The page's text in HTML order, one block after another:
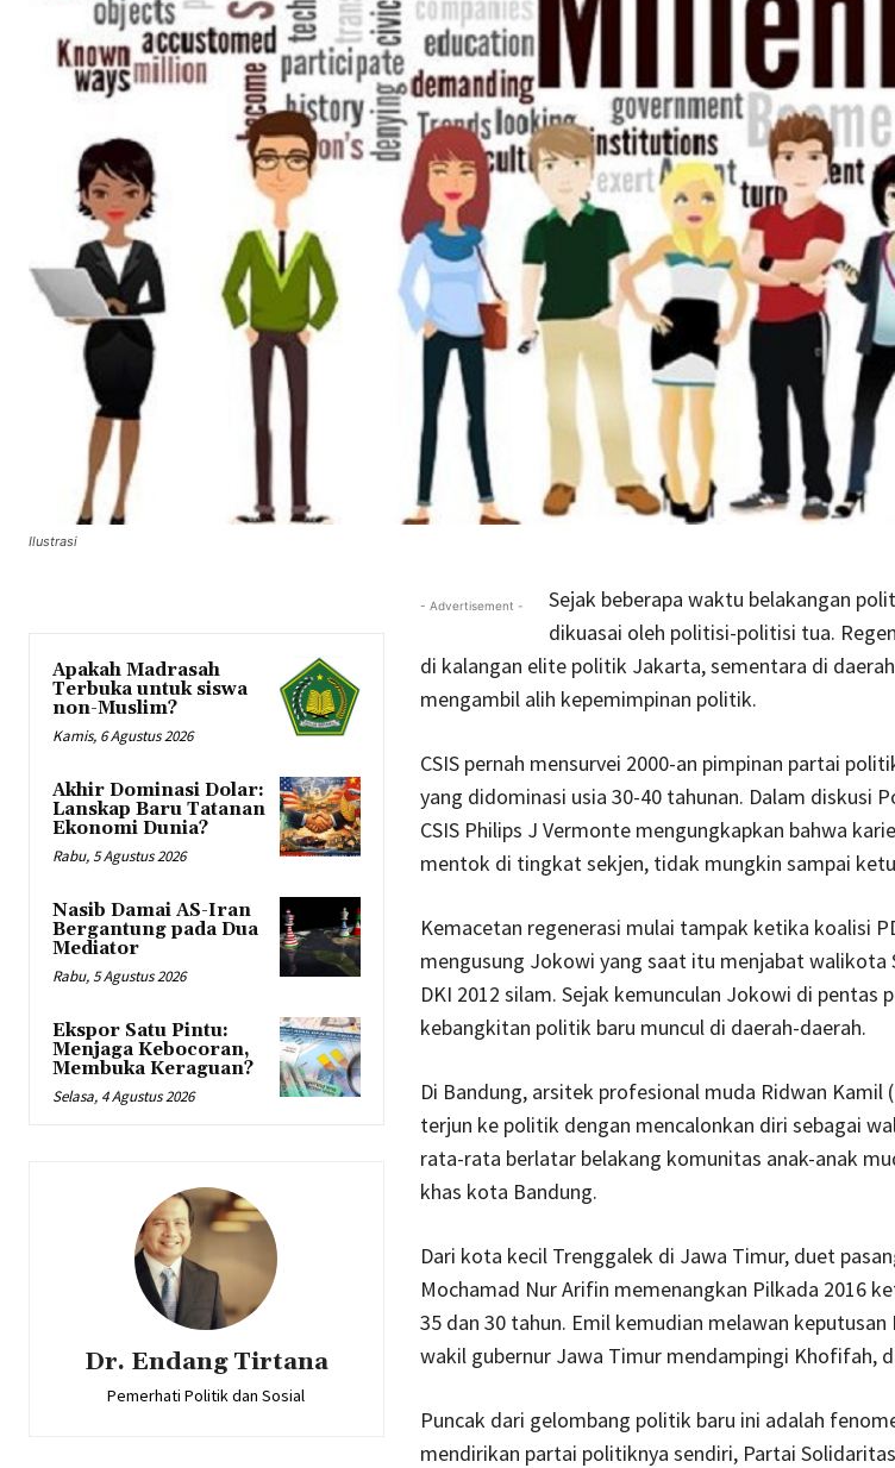
Ilustrasi
Apakah Madrasah
Terbuka untuk siswa
non-Muslim?
Kamis, 6 Agustus 2026
Akhir Dominasi Dolar:
Lanskap Baru Tatanan
Ekonomi Dunia?
Rabu, 5 Agustus 2026
Nasib Damai AS-Iran
Bergantung pada Dua
Mediator
Rabu, 5 Agustus 2026
Ekspor Satu Pintu:
Menjaga Kebocoran,
Membuka Keraguan?
Selasa, 4 Agustus 2026
Dr. Endang Tirtana
Pemerhati Politik dan Sosial
- Advertisement -
Sejak beberapa waktu belakangan
dikuasai oleh politisi-politisi tua.
di kalangan elite politik Jakarta, sementara di
mengambil alih kepemimpinan politik.
CSIS pernah mensurvei 2000-an pimpinan partai
yang didominasi usia 30-40 tahunan. Dalam diskusi
CSIS Philips J Vermonte mengungkapkan bahwa
mentok di tingkat sekjen, tidak mungkin sampai
Kemacetan regenerasi mulai tampak ketika koalisi
mengusung Jokowi yang saat itu menjabat walikota
DKI 2012 silam. Sejak kemunculan Jokowi di
kebangkitan politik baru muncul di daerah-daerah.
Di Bandung, arsitek profesional muda Ridwan Kamil
terjun ke politik dengan mencalonkan diri sebagai
rata-rata berlatar belakang komunitas anak-anak
khas kota Bandung.
Dari kota kecil Trenggalek di Jawa Timur, duet
Mochamad Nur Arifin memenangkan Pilkada 2016
35 dan 30 tahun. Emil kemudian melawan keputusan
wakil gubernur Jawa Timur mendampingi Khofifah,
Puncak dari gelombang politik baru ini adalah
mendirikan partai politiknya sendiri, Partai